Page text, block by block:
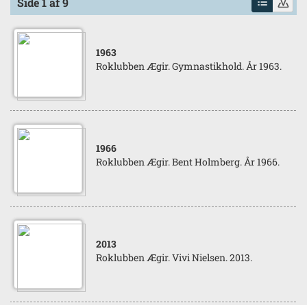
1963
Roklubben Ægir. Gymnastikhold. År 1963.
1966
Roklubben Ægir. Bent Holmberg. År 1966.
2013
Roklubben Ægir. Vivi Nielsen. 2013.